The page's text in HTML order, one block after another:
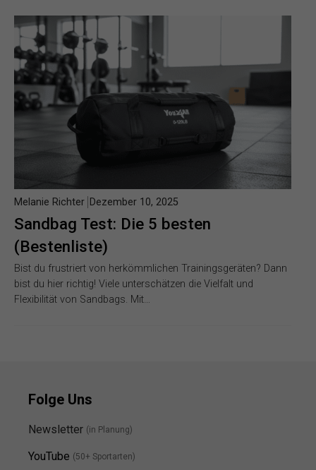
Sandbag Test: Die 5 besten
(Bestenliste)
Melanie Richter Dezember 10, 2025
Bist du frustriert von herkömmlichen Trainingsgeräten? Dann
bist du hier richtig! Viele unterschätzen die Vielfalt und
Flexibilität von Sandbags. Mit…
Folge Uns
Newsletter (in Planung)
YouTube (50+ Sportarten)